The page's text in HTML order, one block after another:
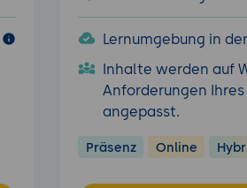
Lernumgebung in
Inhalte werden auf
Anforderungen Ihres
angepasst.
Präsenz Online